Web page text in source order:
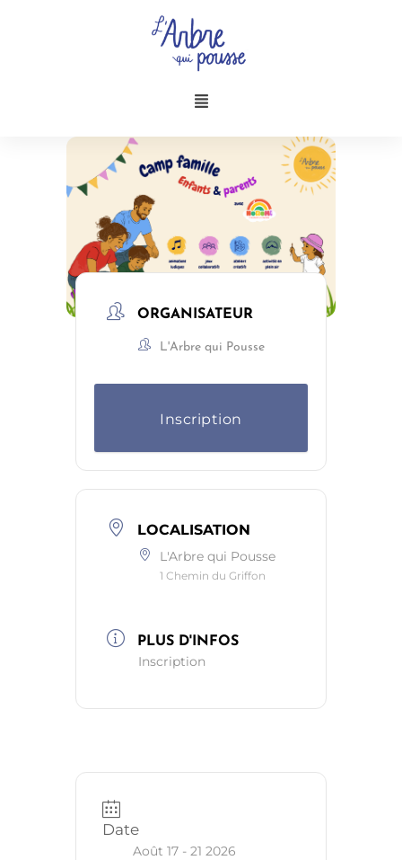
Menu
ORGANISATEUR
L'Arbre qui Pousse
Inscription
LOCALISATION
L'Arbre qui Pousse
1 Chemin du Griffon
PLUS D'INFOS
Inscription
Date
Août 17 - 21 2026